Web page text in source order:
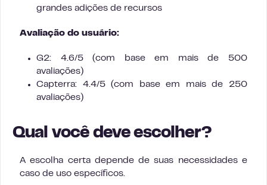
grandes adições de recursos
Avaliação do usuário:
G2: 4.6/5 (com base em mais de 500
avaliações)
Capterra: 4.4/5 (com base em mais de 250
avaliações)
Qual você deve escolher?
A escolha certa depende de suas necessidades e
caso de uso específicos.